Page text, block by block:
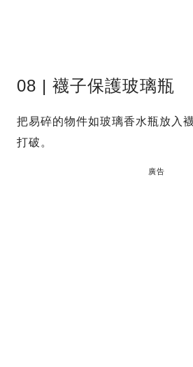
08 | 襪子保護玻璃瓶
把易碎的物件如玻璃香水瓶放入
打破。
廣告